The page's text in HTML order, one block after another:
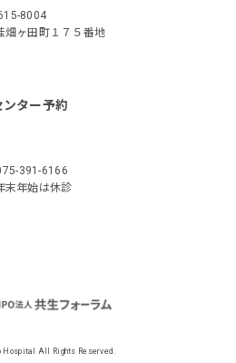
8004
畑ヶ田町１７５番地
ンター予約
391-6166
末年始は休診
Hospital All Rights Reserved.